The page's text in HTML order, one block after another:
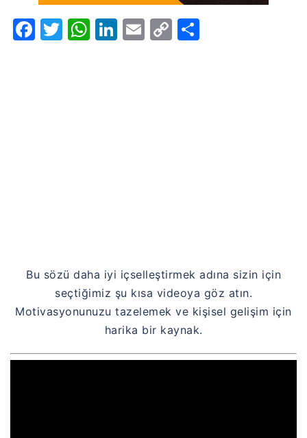
Facebook
Twitter
WhatsApp
LinkedIn
Email
Copy
Bu sözü daha iyi içselleştirmek adına sizin için
seçtiğimiz şu kısa videoya göz atın.
Motivasyonunuzu tazelemek ve kişisel gelişim için
harika bir kaynak.